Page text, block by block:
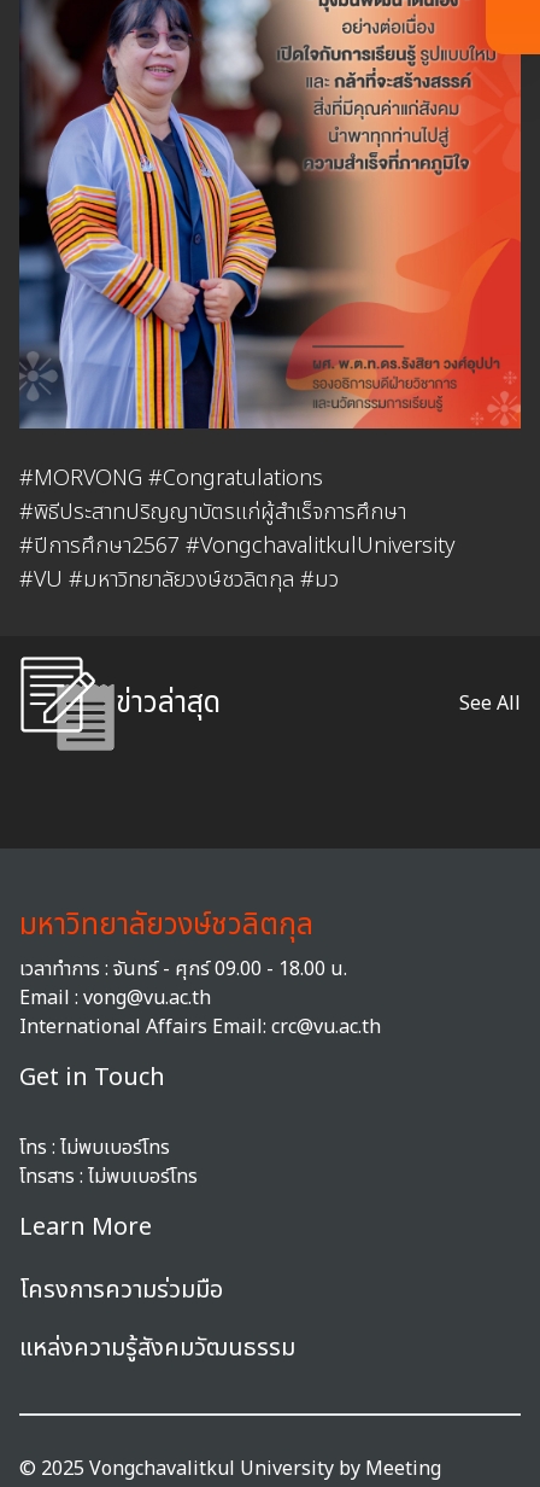
#MORVONG #Congratulations
#พิธีประสาทปริญญาบัตรแก่ผู้สำเร็จการศึกษา
#ปีการศึกษา2567 #VongchavalitkulUniversity
#VU #มหาวิทยาลัยวงษ์ชวลิตกุล #มว
ข่าวล่าสุด See All
มหาวิทยาลัยวงษ์ชวลิตกุล
เวลาทำการ : จันทร์ - ศุกร์ 09.00 - 18.00 น.
Email : vong@vu.ac.th
International Affairs Email: crc@vu.ac.th
Get in Touch
โทร : ไม่พบเบอร์โทร
โทรสาร : ไม่พบเบอร์โทร
Learn More
โครงการความร่วมมือ
แหล่งความรู้สังคมวัฒนธรรม
© 2025 Vongchavalitkul University by Meeting